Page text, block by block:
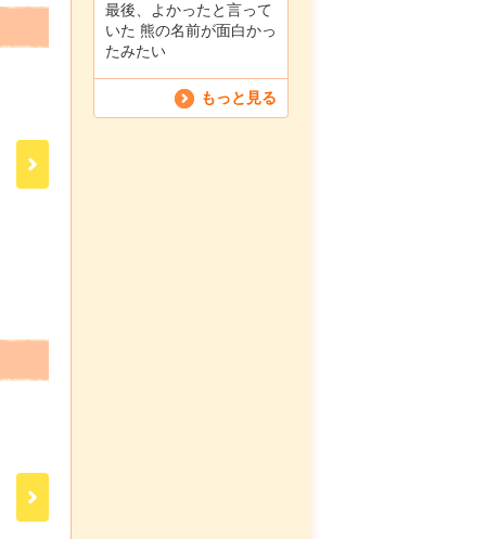
最後、よかったと言って
いた 熊の名前が面白かっ
たみたい
もっと見る